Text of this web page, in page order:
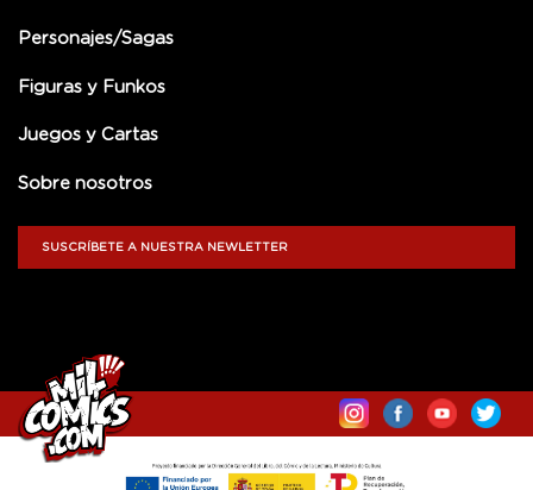
Personajes/Sagas
Figuras y Funkos
Juegos y Cartas
Sobre nosotros
SUSCRÍBETE A NUESTRA NEWLETTER